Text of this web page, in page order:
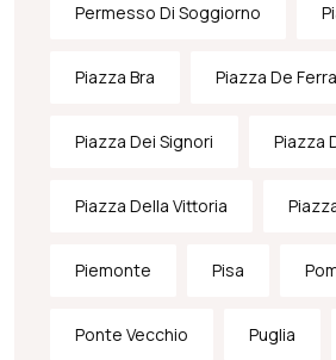
Permesso Di Soggiorno
Piazza Bra Piazza De
Piazza Dei Signori Piazza
Piazza Della Vittoria
Piemonte Pisa
Ponte Vecchio Puglia